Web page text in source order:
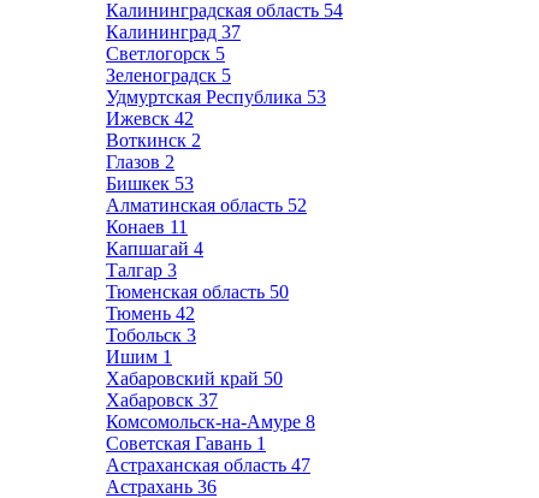
Калининградская область 54
Калининград 37
Светлогорск 5
Зеленоградск 5
Удмуртская Республика 53
Ижевск 42
Воткинск 2
Глазов 2
Бишкек 53
Алматинская область 52
Конаев 11
Капшагай 4
Талгар 3
Тюменская область 50
Тюмень 42
Тобольск 3
Ишим 1
Хабаровский край 50
Хабаровск 37
Комсомольск-на-Амуре 8
Советская Гавань 1
Астраханская область 47
Астрахань 36